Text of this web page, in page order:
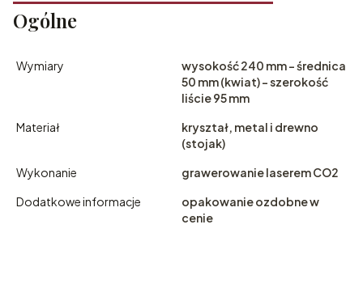
Ogólne
Wymiary
wysokość 240 mm - średnica
50 mm (kwiat) - szerokość
liście 95 mm
Materiał
kryształ, metal i drewno
(stojak)
Wykonanie
grawerowanie laserem CO2
Dodatkowe informacje
opakowanie ozdobne w
cenie